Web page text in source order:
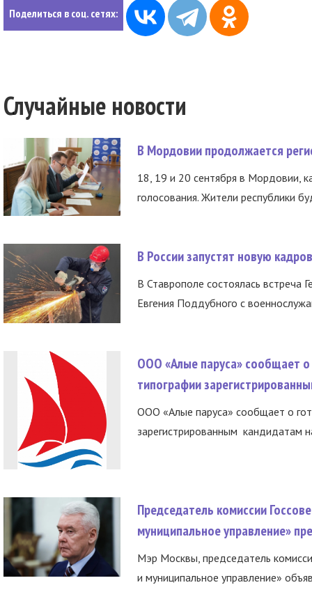
Поделиться в соц. сетях:
Случайные новости
В Мордовии продолжается
18, 19 и 20 сентября в Мордовии,
голосования. Жители республики
В России запустят новую
В Ставрополе состоялась встреча
Евгения Поддубного с
ООО «Алые паруса» сообщает о
типографии
ООО «Алые паруса» сообщает о
зарегистрированным кандидатам
Председатель комиссии
муниципальное управление»
Мэр Москвы, председатель
и муниципальное управление»